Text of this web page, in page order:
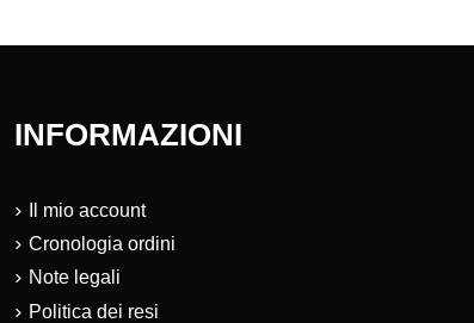
INFORMAZIONI
Il mio account
Cronologia ordini
Note legali
Politica dei resi